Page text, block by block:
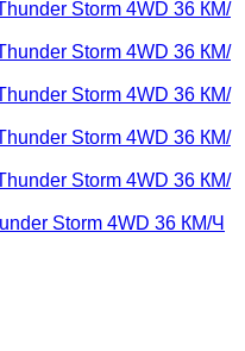
Storm 4WD 36 КМ/Ч